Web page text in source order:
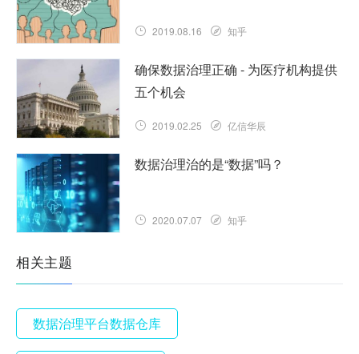
2019.08.16 知乎
确保数据治理正确 - 为医疗机构提供
五个机会
2019.02.25 亿信华辰
数据治理治的是“数据”吗？
2020.07.07 知乎
相关主题
数据治理平台数据仓库